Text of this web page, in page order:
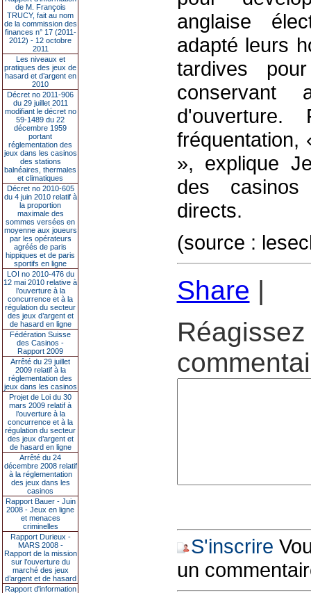
de M. François
TRUCY, fait au nom
de la commission des
finances n° 17 (2011-
2012) - 12 octobre
2011
Les niveaux et
pratiques des jeux de
hasard et d’argent en
2010
Décret no 2011-906
du 29 juillet 2011
modifiant le décret no
59-1489 du 22
décembre 1959
portant
réglementation des
jeux dans les casinos
des stations
balnéaires, thermales
et climatiques
Décret no 2010-605
du 4 juin 2010 relatif à
la proportion
maximale des
sommes versées en
moyenne aux joueurs
par les opérateurs
agréés de paris
hippiques et de paris
sportifs en ligne
LOI no 2010-476 du
12 mai 2010 relative à
l’ouverture à la
concurrence et à la
régulation du secteur
des jeux d’argent et
de hasard en ligne
Fédération Suisse
des Casinos -
Rapport 2009
Arrêté du 29 juillet
2009 relatif à la
réglementation des
jeux dans les casinos
Projet de Loi du 30
mars 2009 relatif à
l’ouverture à la
concurrence et à la
régulation du secteur
des jeux d’argent et
de hasard en ligne
Arrêté du 24
décembre 2008 relatif
à la réglementation
des jeux dans les
casinos
Rapport Bauer - Juin
2008 - Jeux en ligne
et menaces
criminelles
Rapport Durieux -
MARS 2008 -
Rapport de la mission
sur l’ouverture du
marché des jeux
d’argent et de hasard
Rapport d'information
anglaise
adapté leurs
tardives
fréquentation,
», explique
des casinos
directs.
(source :
Share |
S'inscrire
un